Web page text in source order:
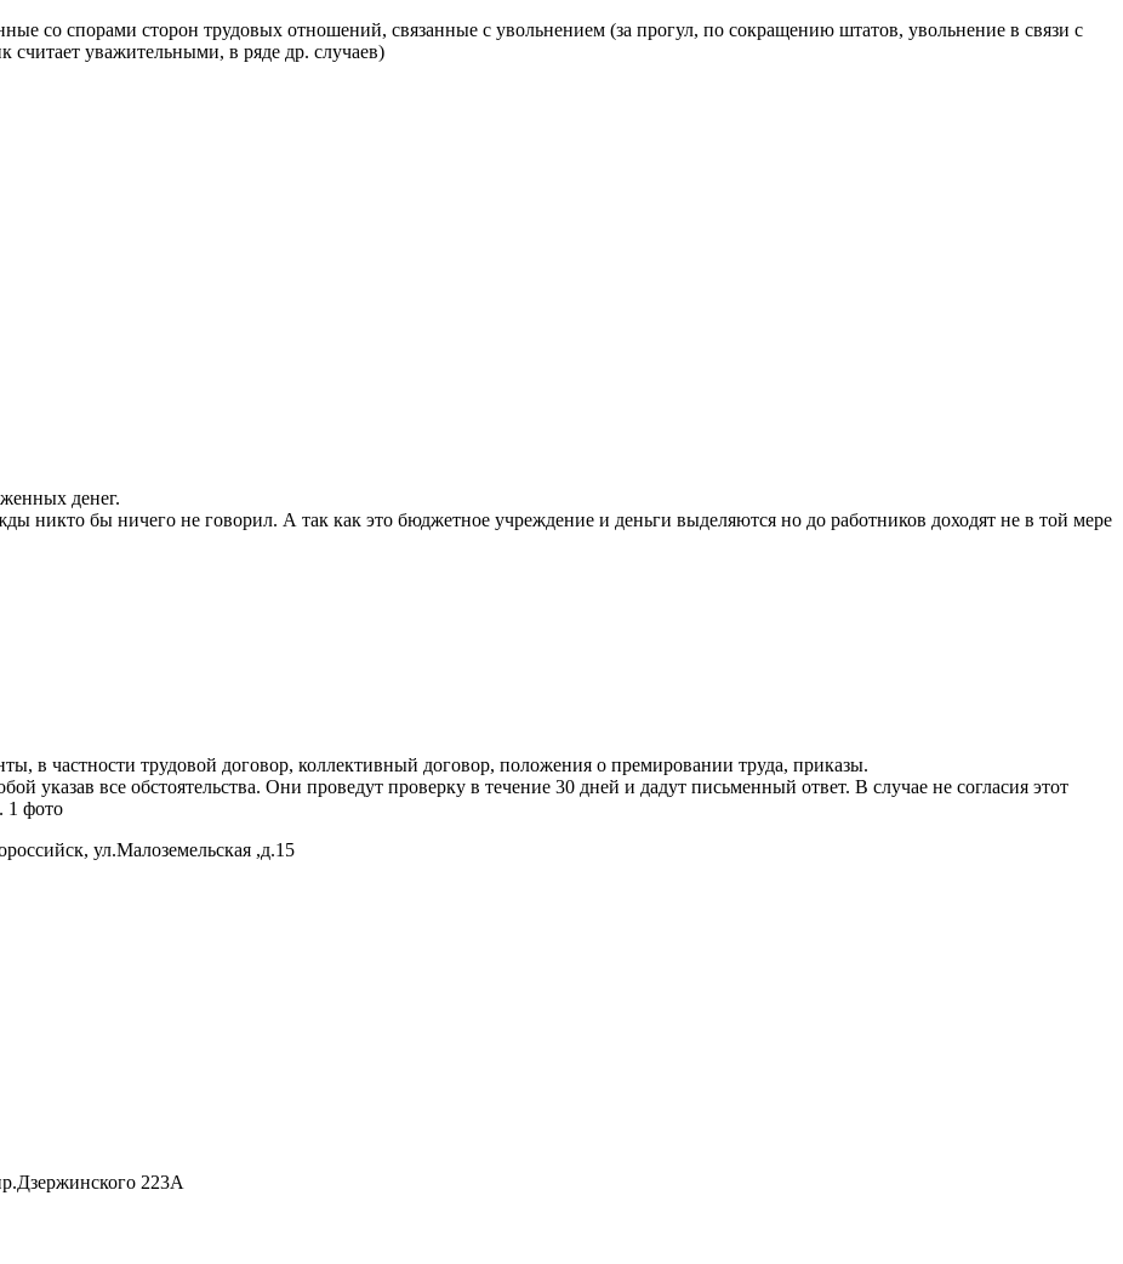
со спорами сторон трудовых отношений, связанные с увольнением (за прогул, по сокращению штатов, увольнение в связи с
считает уважительными, в ряде др. случаев)
денег.
никто бы ничего не говорил. А так как это бюджетное учреждение и деньги выделяются но до работников доходят не в той мере
в частности трудовой договор, коллективный договор, положения о премировании труда, приказы.
указав все обстоятельства. Они проведут проверку в течение 30 дней и дадут письменный ответ. В случае не согласия этот
1 фото
ул.Малоземельская ,д.15
223А